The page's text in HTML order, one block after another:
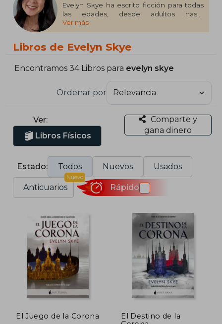
Evelyn Skye ha escrito ficción para todas
las edades, desde adultos hasta
adolescentes y niños. El trabajo de Evelyn
ha sido publicado en todo el mundo y
asoció con Netflix en Damsel,
Evelyn se licenció en Historia y Literatura
doctoró en Derecho por Harvard.
Ver más
Libros de Evelyn Skye
Encontramos 34 Libros para evelyn skye
Ordenar por
Ver:
Libros Físicos
Comparte y
gana dinero
Estado: Todos Nuevos Usados
Anticuarios
Nuevo
Rápido
El Juego de la Corona
El Destino de la